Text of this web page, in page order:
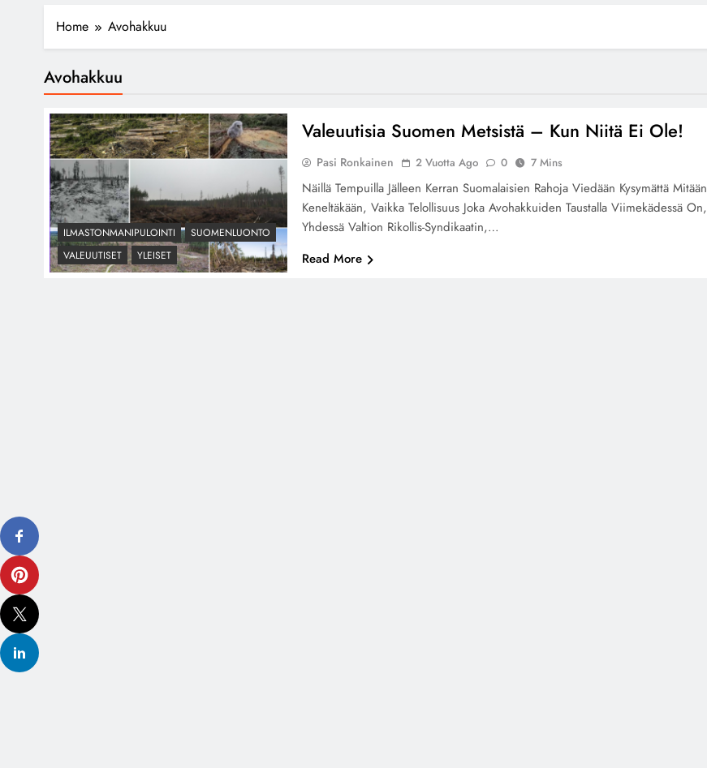
Home Avohakkuu
Avohakkuu
ILMASTONMANIPULOINTI
SUOMENLUONTO
VALEUUTISET
YLEISET
Valeuutisia Suomen Metsistä – Kun Niitä Ei Ole!
Pasi Ronkainen 2 Vuotta Ago 0 7 Mins
Näillä Tempuilla Jälleen Kerran Suomalaisien Rahoja Viedään Kysymättä Mitään
Keneltäkään, Vaikka Telollisuus Joka Avohakkuiden Taustalla Viimekädessä On,
Yhdessä Valtion Rikollis-Syndikaatin,…
Read More